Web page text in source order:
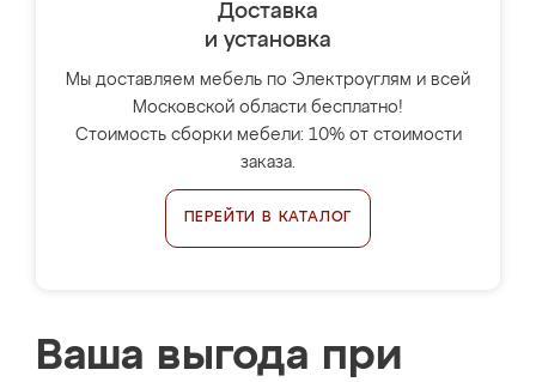
Доставка
и установка
Мы доставляем мебель по Электроуглям и всей
Московской области бесплатно!
Стоимость сборки мебели: 10% от стоимости
заказа.
ПЕРЕЙТИ В КАТАЛОГ
Ваша выгода при